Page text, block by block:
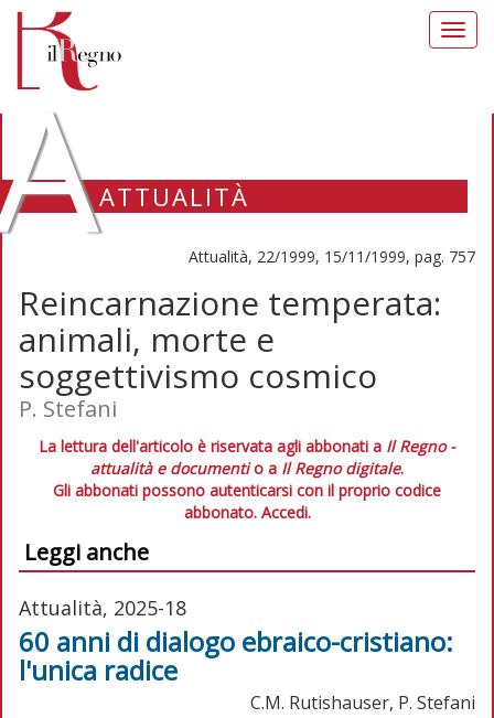
ATTUALITÀ
Attualità, 22/1999, 15/11/1999, pag. 757
Reincarnazione temperata:
animali, morte e
soggettivismo cosmico
P. Stefani
La lettura dell'articolo è riservata agli abbonati a Il Regno -
attualità e documentio a Il Regno digitale.
Gli abbonati possono autenticarsi con il proprio codice
abbonato. Accedi.
Leggi anche
Attualità, 2025-18
60 anni di dialogo ebraico-cristiano:
l'unica radice
C.M. Rutishauser, P. Stefani